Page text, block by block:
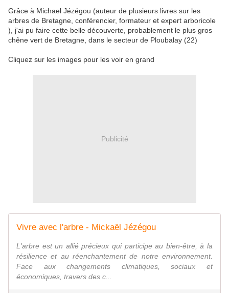
Grâce à Michael Jézégou (auteur de plusieurs livres sur les
arbres de Bretagne, conférencier, formateur et expert arboricole
), j'ai pu faire cette belle découverte, probablement le plus gros
chêne vert de Bretagne, dans le secteur de Ploubalay (22)
Cliquez sur les images pour les voir en grand
Publicité
Vivre avec l'arbre - Mickaël Jézégou
L'arbre est un allié précieux qui participe au bien-être, à la
résilience et au réenchantement de notre environnement.
Face aux changements climatiques, sociaux et
économiques, travers des c...